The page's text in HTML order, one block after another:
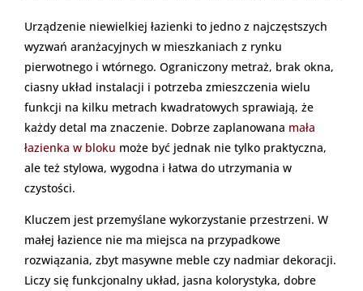
Urządzenie niewielkiej łazienki to jedno z najczęstszych
wyzwań aranżacyjnych w mieszkaniach z rynku
pierwotnego i wtórnego. Ograniczony metraż, brak okna,
ciasny układ instalacji i potrzeba zmieszczenia wielu
funkcji na kilku metrach kwadratowych sprawiają, że
każdy detal ma znaczenie. Dobrze zaplanowana mała
łazienka w bloku może być jednak nie tylko praktyczna,
ale też stylowa, wygodna i łatwa do utrzymania w
czystości.
Kluczem jest przemyślane wykorzystanie przestrzeni. W
małej łazience nie ma miejsca na przypadkowe
rozwiązania, zbyt masywne meble czy nadmiar dekoracji.
Liczy się funkcjonalny układ, jasna kolorystyka, dobre